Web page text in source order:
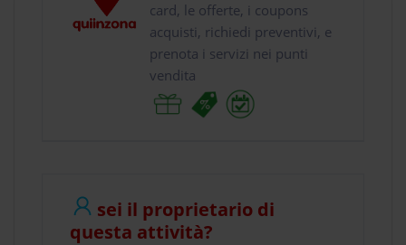
card, le offerte, i coupons
acquisti, richiedi preventivi, e
prenota i servizi nei punti
vendita
sei il proprietario di
questa attività?